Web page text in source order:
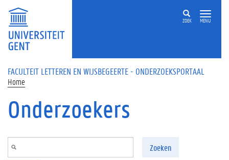
Overslaan en naar de inhoud gaan
ZOEK MENU
FACULTEIT LETTEREN EN WIJSBEGEERTE - ONDERZOEKSPORTAAL
Home
Onderzoekers
Zoeken